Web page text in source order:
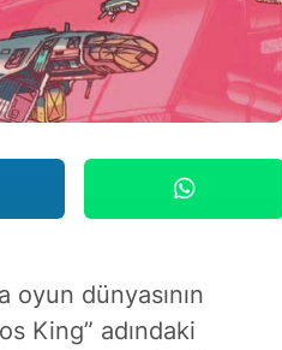
dünyasının
King” adındaki